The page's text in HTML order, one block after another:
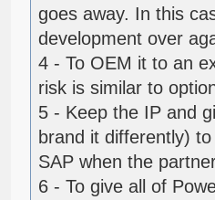
goes away. In this
development over
4 - To OEM it to an
risk is similar to
5 - Keep the IP and
brand it differently)
SAP when the
6 - To give all of